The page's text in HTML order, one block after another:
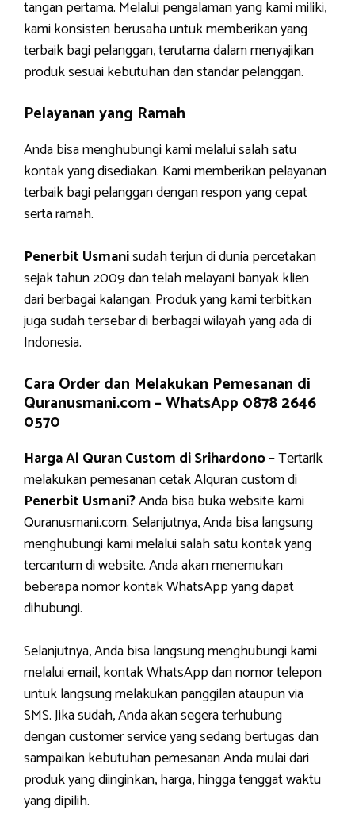
tangan pertama. Melalui pengalaman yang kami miliki,
kami konsisten berusaha untuk memberikan yang
terbaik bagi pelanggan, terutama dalam menyajikan
produk sesuai kebutuhan dan standar pelanggan.
Pelayanan yang Ramah
Anda bisa menghubungi kami melalui salah satu
kontak yang disediakan. Kami memberikan pelayanan
terbaik bagi pelanggan dengan respon yang cepat
serta ramah.
Penerbit Usmanisudah terjun di dunia percetakan
sejak tahun 2009 dan telah melayani banyak klien
dari berbagai kalangan. Produk yang kami terbitkan
juga sudah tersebar di berbagai wilayah yang ada di
Indonesia.
Cara Order dan Melakukan Pemesanan di
Quranusmani.com –WhatsApp 0878 2646
0570
Harga Al Quran Custom di Srihardono –Tertarik
melakukan pemesanan cetak Alquran custom di
Penerbit Usmani?Anda bisa buka website kami
Quranusmani.com. Selanjutnya, Anda bisa langsung
menghubungi kami melalui salah satu kontak yang
tercantum di website. Anda akan menemukan
beberapa nomor kontak WhatsApp yang dapat
dihubungi.
Selanjutnya, Anda bisa langsung menghubungi kami
melalui email, kontak WhatsApp dan nomor telepon
untuk langsung melakukan panggilan ataupun via
SMS. Jika sudah, Anda akan segera terhubung
dengan customer service yang sedang bertugas dan
sampaikan kebutuhan pemesanan Anda mulai dari
produk yang diinginkan, harga, hingga tenggat waktu
yang dipilih.